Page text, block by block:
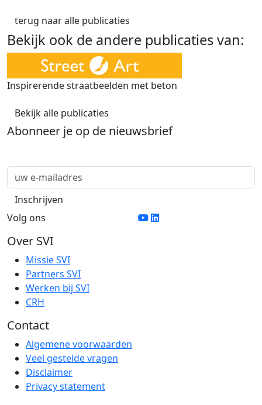
terug naar alle publicaties
Bekijk ook de andere publicaties van:
Inspirerende straatbeelden met beton
Bekijk alle publicaties
Abonneer je op de nieuwsbrief
Volg ons
Over SVI
Missie SVI
Partners SVI
Werken bij SVI
CRH
Contact
Algemene voorwaarden
Veel gestelde vragen
Disclaimer
Privacy statement